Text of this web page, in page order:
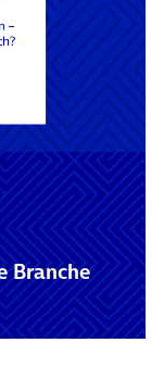
Branche